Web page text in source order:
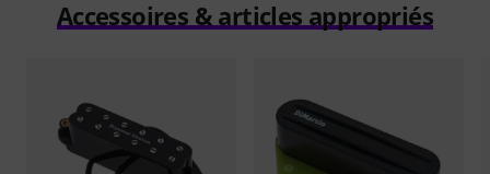
Accessoires & articles appropriés